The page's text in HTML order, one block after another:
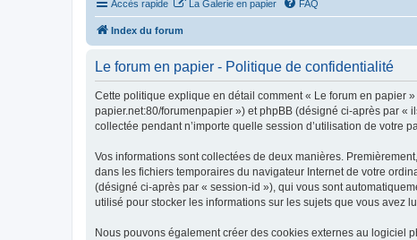
Accès rapide La Galerie en papier FAQ
Index du forum
Le forum en papier - Politique de confidentialité
Cette politique explique en détail comment « Le forum en papier
papier.net:80/forumenpapier ») et phpBB (désigné ci-après par «
collectée pendant n’importe quelle session d’utilisation de votre
Vos informations sont collectées de deux manières.
dans les fichiers temporaires du navigateur Internet de votre
(désigné ci-après par « session-id »), qui vous sont
utilisé pour stocker les informations sur les sujets que vous avez
Nous pouvons également créer des cookies externes au logiciel